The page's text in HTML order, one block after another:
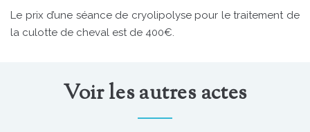
Le prix d’une séance de cryolipolyse pour le traitement de
la culotte de cheval est de 400€.
Voir les autres actes